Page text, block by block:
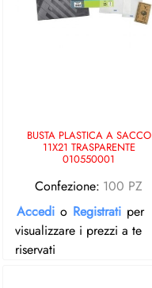
BUSTA PLASTICA A SACCO
11X21 TRASPARENTE
010550001
Confezione: 100 PZ
Accedi o Registrati per
visualizzare i prezzi a te
riservati